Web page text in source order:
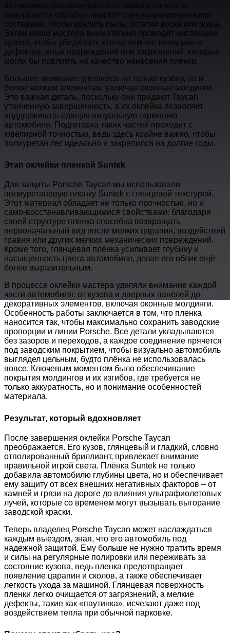
автомобиль освобождается от любого налета, а
поверхности обрабатываются специализированными
составами, чтобы удалить пыль, остатки воска или жира.
Затем наши мастера внимательно проводят инспекцию
кузова, чтобы убедиться, что на нем нет невидимых
дефектов, иных повреждений или загрязнений, которые
могли бы повлиять на качество нанесения пленки.
Большое внимание уделяется не только кузову, но и
более мелким элементам, включая оконные молдинги.
Это важная деталь, поскольку они придают Taycan
утонченную завершенность, а их оклейка позволяет
поддерживать единую визуальную гармонию
автомобиля. Подготовка таких частей проходит с
ювелирной точностью, ведь здесь крайне важно, чтобы
полиуретан лег идеально и закрепился на долгие годы.
Этап оклейки пленкой Suntek
Для защиты Porsche Taycan мы использовали
полиуретановую пленку Suntek с глянцевой текстурой.
Этот материал обладает не только прочностью, но и
само-восстанавливающимися свойствами: благодаря
своей структуре пленка способна возвращать
первоначальный вид после мелких царапин, воздействий
гравия или других мелких механических повреждений.
Кроме того, глянцевая плёнка усиливает глубину и
насыщенность цвета автомобиля, делая его облик ещё
более выразительным.
В процессе оклейки мастера уделяли внимание каждой
части автомобиля: от кузова и дверных панелей до
декоративных элементов, включая оконные молдинги.
Особенность работы заключается в том, что пленка
наносится так, чтобы максимально сохранить заводские
пропорции и линии Porsche. Все детали укладываются
без зазоров и переходов, а каждое соединение прячется
под заводским покрытием, чтобы визуально автомобиль
выглядел цельным, будто плёнка не использовалась
вовсе. Ключевым моментом было обеспечивание
покрытия молдингов и их изгибов, где требуется не
только аккуратность, но и понимание особенностей
материала.
Результат, который вдохновляет
После завершения оклейки Porsche Taycan
преображается. Его кузов, глянцевый и гладкий, словно
отполированный бриллиант, привлекает внимание
правильной игрой света. Плёнка Suntek не только
добавила автомобилю глубины цвета, но и обеспечивает
ему защиту от всех внешних негативных факторов – от
камней и грязи на дороге до влияния ультрафиолетовых
лучей, которые со временем могут вызывать выгорание
заводской краски.
Теперь владелец Porsche Taycan может наслаждаться
каждым выездом, зная, что его автомобиль под
надежной защитой. Ему больше не нужно тратить время
и силы на регулярные полировки или переживать за
состояние кузова, ведь пленка предотвращает
появление царапин и сколов, а также обеспечивает
легкость ухода за машиной. Глянцевая поверхность
пленки легко очищается от загрязнений, а мелкие
дефекты, такие как «паутинка», исчезают даже под
воздействием тепла при обычной парковке.